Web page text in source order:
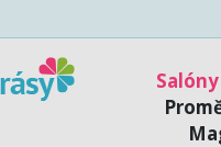
Salóny